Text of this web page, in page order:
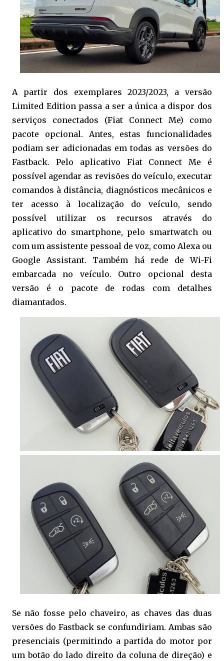
A partir dos exemplares 2023/2023, a versão
Limited Edition passa a ser a única a dispor dos
serviços conectados (Fiat Connect Me) como
pacote opcional. Antes, estas funcionalidades
podiam ser adicionadas em todas as versões do
Fastback. Pelo aplicativo Fiat Connect Me é
possível agendar as revisões do veículo, executar
comandos à distância, diagnósticos mecânicos e
ter acesso à localização do veículo, sendo
possível utilizar os recursos através do
aplicativo do smartphone, pelo smartwatch ou
com um assistente pessoal de voz, como Alexa ou
Google Assistant. Também há rede de Wi-Fi
embarcada no veículo. Outro opcional desta
versão é o pacote de rodas com detalhes
diamantados.
Se não fosse pelo chaveiro, as chaves das duas
versões do Fastback se confundiriam. Ambas são
presenciais (permitindo a partida do motor por
um botão do lado direito da coluna de direção) e